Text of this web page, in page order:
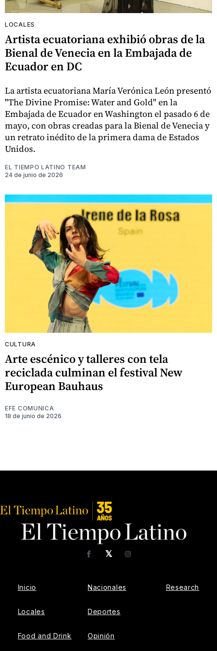
LOCALES
Artista ecuatoriana exhibió obras de la
Bienal de Venecia en la Embajada de
Ecuador en DC
La artista ecuatoriana María Verónica León presentó
"The Divine Promise: Water and Gold" en la
Embajada de Ecuador en Washington el pasado 6 de
mayo, con obras creadas para la Bienal de Venecia y
un retrato inédito de la primera dama de Estados
Unidos.
EL TIEMPO LATINO TEAM
24 de junio de 2026
CULTURA
Arte escénico y talleres con tela
reciclada culminan el festival New
European Bauhaus
EFE COMUNICA
18 de junio de 2026
𝕏
FacebookInstagram
Inicio
Locales
Food and Drink
Nacionales
Deportes
Opinión
Research